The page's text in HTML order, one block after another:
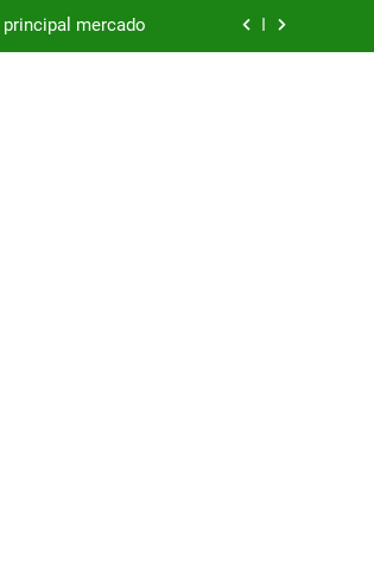
mercado
mercado
oleada de
millones